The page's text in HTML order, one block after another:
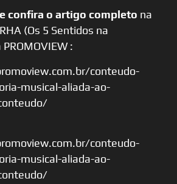
confira o artigo completo na
(Os 5 Sentidos na
:
conteudo-
musical-aliada-ao-
conteudo-
musical-aliada-ao-